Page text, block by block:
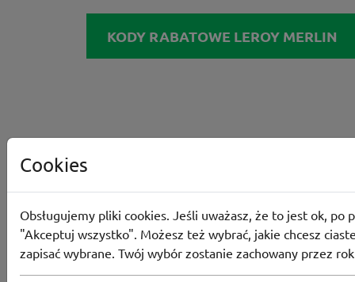
KODY RABATOWE LEROY MERLIN
Cookies
Obsługujemy pliki cookies. Jeśli uważasz, że to jest ok, po
"Akceptuj wszystko". Możesz też wybrać, jakie chcesz
zapisać wybrane. Twój wybór zostanie zachowany przez